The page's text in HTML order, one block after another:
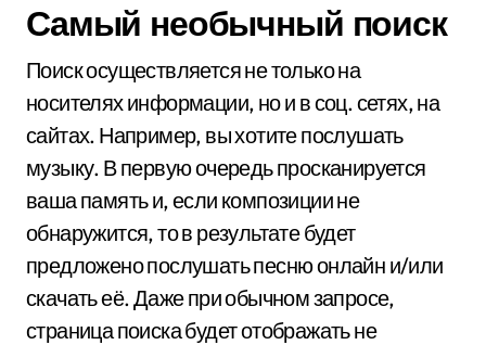
Самый необычный поиск
Поиск осуществляется не только на
носителях информации, но и в соц. сетях, на
сайтах. Например, вы хотите послушать
музыку. В первую очередь просканируется
ваша память и, если композиции не
обнаружится, то в результате будет
предложено послушать песню онлайн и/или
скачать её. Даже при обычном запросе,
страница поиска будет отображать не